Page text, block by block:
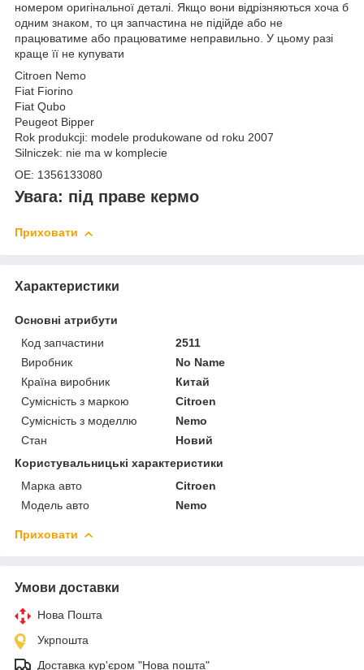
номером оригінальної деталі. Якщо вони відрізняються хоча б
одним знаком, то ця запчастина не підійде або не
працюватиме або працюватиме неправильно. У цьому разі
краще її не купувати
Citroen Nemo
Fiat Fiorino
Fiat Qubo
Peugeot Bipper
Rok produkcji: modele produkowane od roku 2007
Silniczek: nie ma w komplecie
ОЕ: 1356133080
Увага: під праве кермо
Приховати
Характеристики
Основні атрибути
Код запчастини
2511
Виробник
No Name
Країна виробник
Китай
Сумісність з маркою
Citroen
Сумісність з моделлю
Nemo
Стан
Новий
Користувальницькі характеристики
Марка авто
Citroen
Модель авто
Nemo
Приховати
Умови доставки
Нова Пошта
Укрпошта
Доставка кур'єром "Нова пошта"